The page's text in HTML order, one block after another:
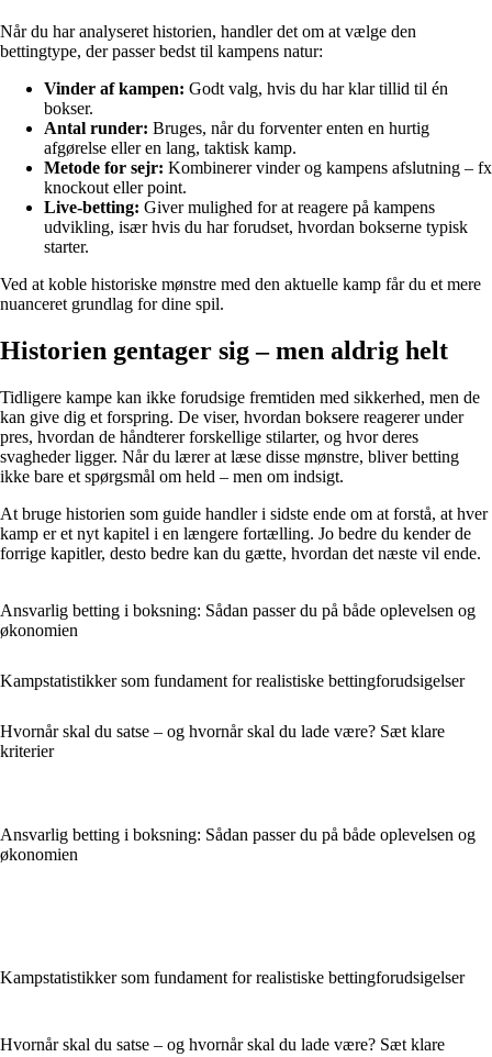
Når du har analyseret historien, handler det om at vælge den
bettingtype, der passer bedst til kampens natur:
Vinder af kampen: Godt valg, hvis du har klar tillid til én
bokser.
Antal runder: Bruges, når du forventer enten en hurtig
afgørelse eller en lang, taktisk kamp.
Metode for sejr: Kombinerer vinder og kampens afslutning – fx
knockout eller point.
Live-betting: Giver mulighed for at reagere på kampens
udvikling, især hvis du har forudset, hvordan bokserne typisk
starter.
Ved at koble historiske mønstre med den aktuelle kamp får du et mere
nuanceret grundlag for dine spil.
Historien gentager sig – men aldrig helt
Tidligere kampe kan ikke forudsige fremtiden med sikkerhed, men de
kan give dig et forspring. De viser, hvordan boksere reagerer under
pres, hvordan de håndterer forskellige stilarter, og hvor deres
svagheder ligger. Når du lærer at læse disse mønstre, bliver betting
ikke bare et spørgsmål om held – men om indsigt.
At bruge historien som guide handler i sidste ende om at forstå, at hver
kamp er et nyt kapitel i en længere fortælling. Jo bedre du kender de
forrige kapitler, desto bedre kan du gætte, hvordan det næste vil ende.
Ansvarlig betting i boksning: Sådan passer du på både oplevelsen og
økonomien
Kampstatistikker som fundament for realistiske bettingforudsigelser
Hvornår skal du satse – og hvornår skal du lade være? Sæt klare
kriterier
Ansvarlig betting i boksning: Sådan passer du på både oplevelsen og
økonomien
Kampstatistikker som fundament for realistiske bettingforudsigelser
Hvornår skal du satse – og hvornår skal du lade være? Sæt klare